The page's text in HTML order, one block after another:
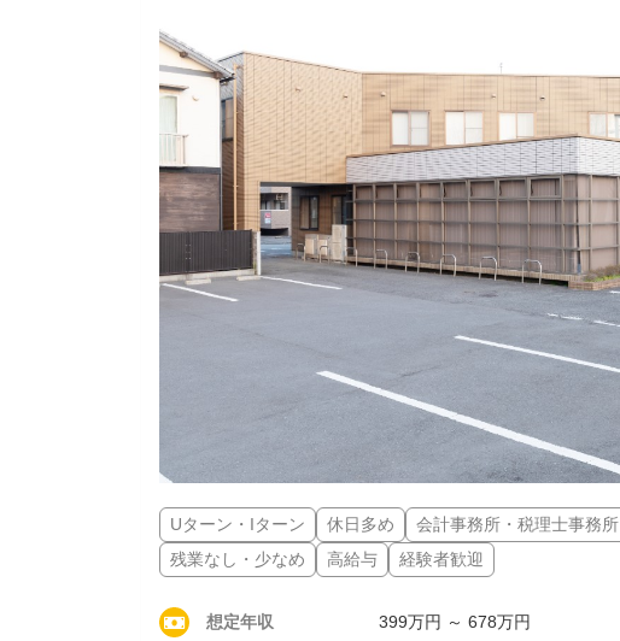
Uターン・Iターン 休日多め 会計事務所・税理士事務所
残業なし・少なめ
高給与 経験者歓迎
想定年収 399万円 ～ 678万円